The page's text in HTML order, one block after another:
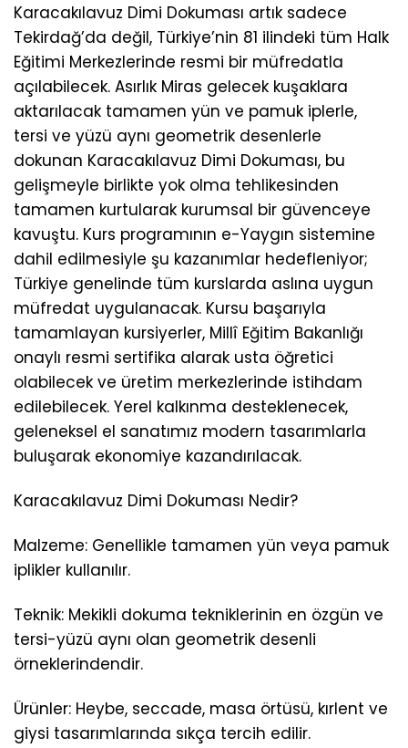
Karacakılavuz Dimi Dokuması artık sadece
Tekirdağ’da değil, Türkiye’nin 81 ilindeki tüm Halk
Eğitimi Merkezlerinde resmi bir müfredatla
açılabilecek. Asırlık Miras gelecek kuşaklara
aktarılacak tamamen yün ve pamuk iplerle,
tersi ve yüzü aynı geometrik desenlerle
dokunan Karacakılavuz Dimi Dokuması, bu
gelişmeyle birlikte yok olma tehlikesinden
tamamen kurtularak kurumsal bir güvenceye
kavuştu. Kurs programının e-Yaygın sistemine
dahil edilmesiyle şu kazanımlar hedefleniyor;
Türkiye genelinde tüm kurslarda aslına uygun
müfredat uygulanacak. Kursu başarıyla
tamamlayan kursiyerler, Millî Eğitim Bakanlığı
onaylı resmi sertifika alarak usta öğretici
olabilecek ve üretim merkezlerinde istihdam
edilebilecek. Yerel kalkınma desteklenecek,
geleneksel el sanatımız modern tasarımlarla
buluşarak ekonomiye kazandırılacak.
Karacakılavuz Dimi Dokuması Nedir?
Malzeme: Genellikle tamamen yün veya pamuk
iplikler kullanılır.
Teknik: Mekikli dokuma tekniklerinin en özgün ve
tersi-yüzü aynı olan geometrik desenli
örneklerindendir.
Ürünler: Heybe, seccade, masa örtüsü, kırlent ve
giysi tasarımlarında sıkça tercih edilir.